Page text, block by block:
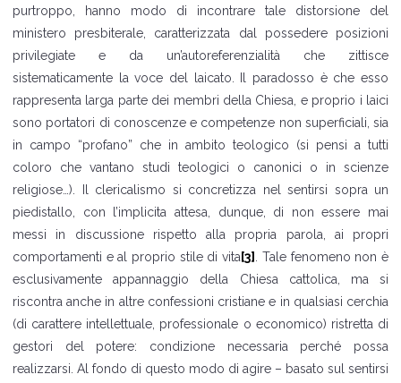
purtroppo, hanno modo di incontrare tale distorsione del
ministero presbiterale, caratterizzata dal possedere posizioni
privilegiate e da un’autoreferenzialità che zittisce
sistematicamente la voce del laicato. Il paradosso è che esso
rappresenta larga parte dei membri della Chiesa, e proprio i laici
sono portatori di conoscenze e competenze non superficiali, sia
in campo “profano” che in ambito teologico (si pensi a tutti
coloro che vantano studi teologici o canonici o in scienze
religiose…). Il clericalismo si concretizza nel sentirsi sopra un
piedistallo, con l’implicita attesa, dunque, di non essere mai
messi in discussione rispetto alla propria parola, ai propri
comportamenti e al proprio stile di vita [3]
. Tale fenomeno non è
esclusivamente appannaggio della Chiesa cattolica, ma si
riscontra anche in altre confessioni cristiane e in qualsiasi cerchia
(di carattere intellettuale, professionale o economico) ristretta di
gestori del potere: condizione necessaria perché possa
realizzarsi. Al fondo di questo modo di agire – basato sul sentirsi